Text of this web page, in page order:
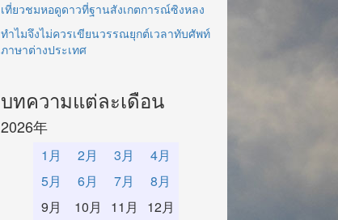
เที่ยวชมหอดูดาวที่ฐานสังเกตการณ์ซิงหลง
ทำไมจึงไม่ควรเขียนวรรณยุกต์เวลาทับศัพท์
ภาษาต่างประเทศ
บทความแต่ละเดือน
2026年
1月 2月 3月
4月
5月
6月 7月
8月
9月
10月 11月 12月